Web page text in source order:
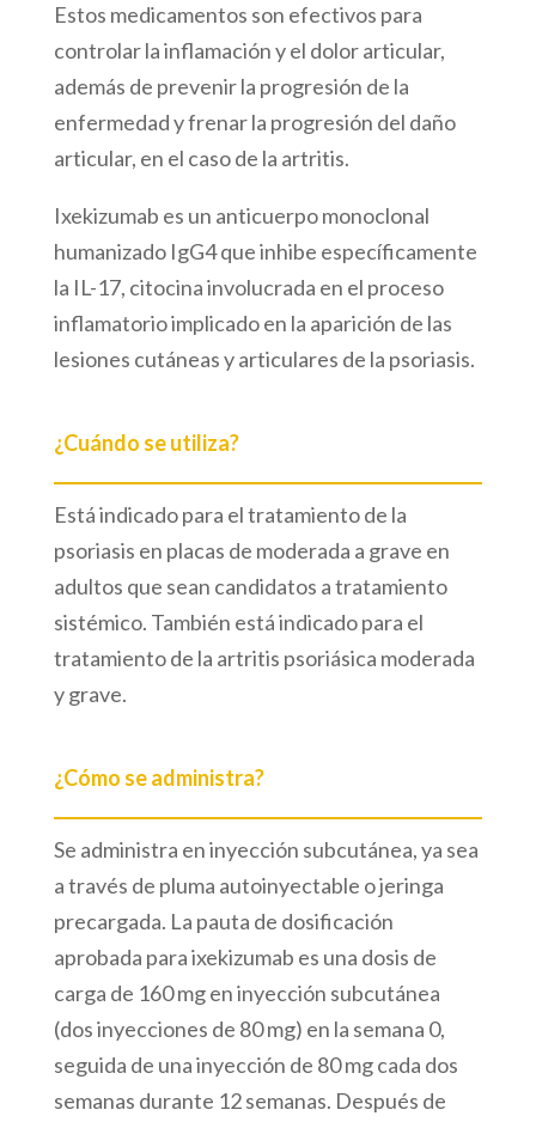
Estos medicamentos son efectivos para
controlar la inflamación y el dolor articular,
además de prevenir la progresión de la
enfermedad y frenar la progresión del daño
articular, en el caso de la artritis.
Ixekizumab es un anticuerpo monoclonal
humanizado IgG4 que inhibe específicamente
la IL-17, citocina involucrada en el proceso
inflamatorio implicado en la aparición de las
lesiones cutáneas y articulares de la psoriasis.
¿Cuándo se utiliza?
Está indicado para el tratamiento de la
psoriasis en placas de moderada a grave en
adultos que sean candidatos a tratamiento
sistémico. También está indicado para el
tratamiento de la artritis psoriásica moderada
y grave.
¿Cómo se administra?
Se administra en inyección subcutánea, ya sea
a través de pluma autoinyectable o jeringa
precargada. La pauta de dosificación
aprobada para ixekizumab es una dosis de
carga de 160 mg en inyección subcutánea
(dos inyecciones de 80 mg) en la semana 0,
seguida de una inyección de 80 mg cada dos
semanas durante 12 semanas. Después de